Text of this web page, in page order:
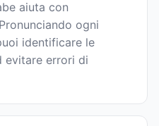
aiuta con
ogni
identificare le
evitare errori di